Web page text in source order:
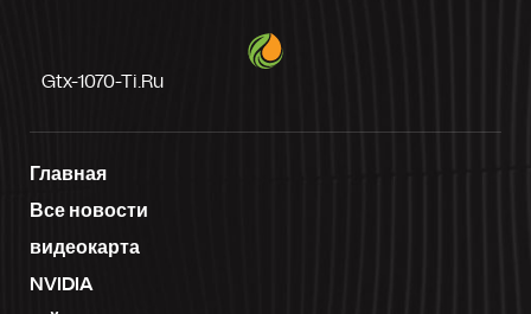
Gtx-1070-Ti.ru
Главная
Все новости
видеокарта
NVIDIA